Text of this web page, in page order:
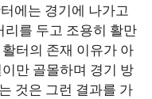
에는 경기에 나가고
를 두고 조용히 활만
터의 존재 이유가 아
만 골몰하며 경기 방
것은 그런 결과를 가